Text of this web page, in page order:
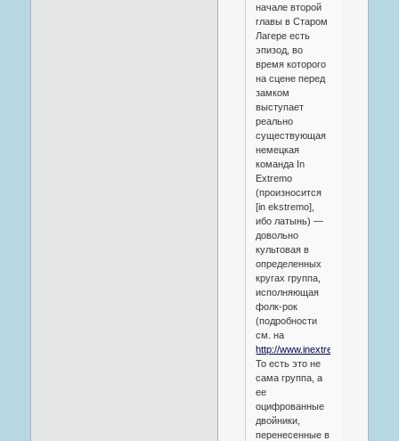
начале второй
главы в Старом
Лагере есть
эпизод, во
время которого
на сцене перед
замком
выступает
реально
существующая
немецкая
команда In
Extremo
(произносится
[in ekstremo],
ибо латынь) —
довольно
культовая в
определенных
кругах группа,
исполняющая
фолк-рок
(подробности
см. на
http://www.inextremo.de/
То есть это не
сама группа, а
ее
оцифрованные
двойники,
перенесенные в